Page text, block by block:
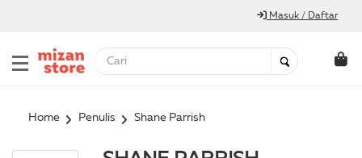
Masuk / Daftar
Home Penulis Shane Parrish